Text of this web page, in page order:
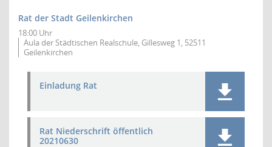
Rat der Stadt Geilenkirchen
18:00 Uhr
Aula der Städtischen Realschule, Gillesweg 1, 52511
Geilenkirchen
Einladung Rat
Rat Niederschrift öffentlich
20210630